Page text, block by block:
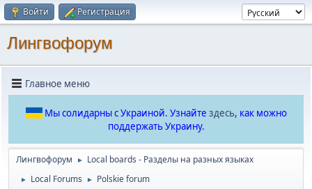
Войти Регистрация
Лингвофорум
Главное меню
Мы солидарны с Украиной. Узнайте здесь, как можно
поддержать Украину.
Лингвофорум ► Local boards - Разделы на разных языках
► Local Forums ► Polskie forum